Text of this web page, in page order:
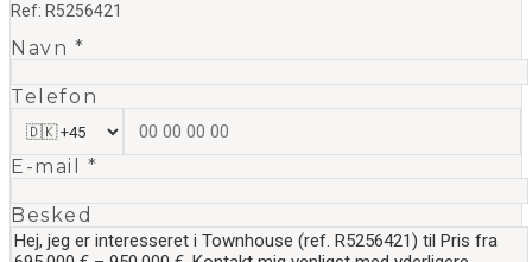
Ref: R5256421
Navn *
Telefon
E-mail *
Besked